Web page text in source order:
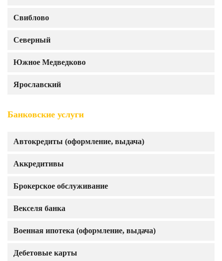
Свиблово
Северный
Южное Медведково
Ярославский
Банковские услуги
Автокредиты (оформление, выдача)
Аккредитивы
Брокерское обслуживание
Векселя банка
Военная ипотека (оформление, выдача)
Дебетовые карты